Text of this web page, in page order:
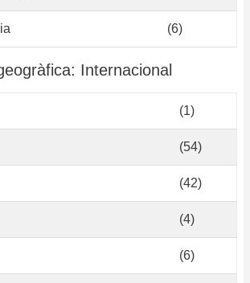
(6)
Internacional
(1)
(54)
(42)
(4)
(6)